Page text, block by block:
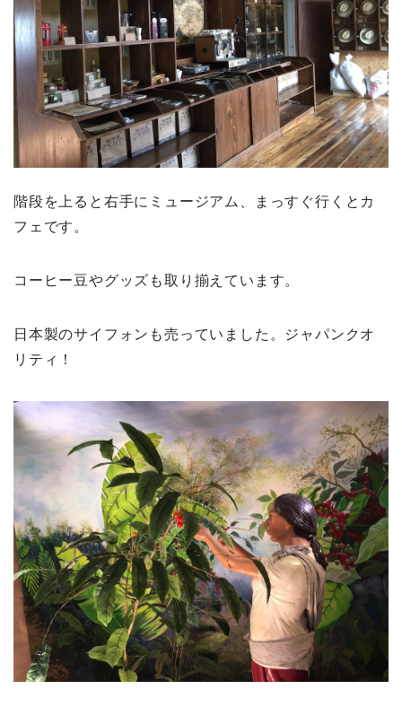
階段を上ると右手にミュージアム、まっすぐ行くとカ
フェです。
コーヒー豆やグッズも取り揃えています。
日本製のサイフォンも売っていました。ジャパンクオ
リティ！